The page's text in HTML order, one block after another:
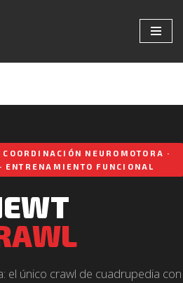
NEUROMOTORA ·
ENTRENAMIENTO FUNCIONAL
el único crawl de cuadrupedia con